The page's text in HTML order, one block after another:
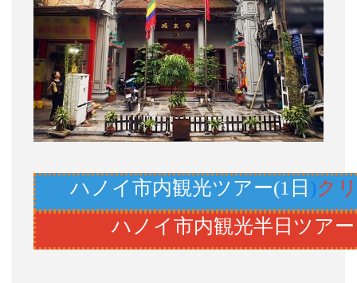
ハノイ市内観光ツアー(1日 )ク
ハノイ市内観光半日ツア